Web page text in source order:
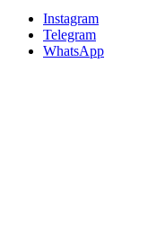
Instagram
Telegram
WhatsApp